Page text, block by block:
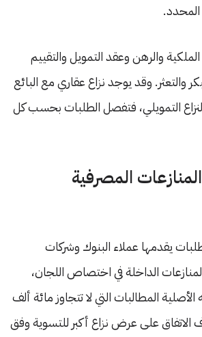
والرهن وعقد التمويل والتقييم
والتعثر. وقد يوجد نزاع عقاري مع البائع
التمويلي، فتفصل الطلبات بحسب كل
المصرفية
يقدمها عملاء البنوك وشركات
الداخلة في اختصاص اللجان،
المطالبات التي لا تتجاوز مائة ألف
الاتفاق على عرض نزاع أكبر للتسوية وفق